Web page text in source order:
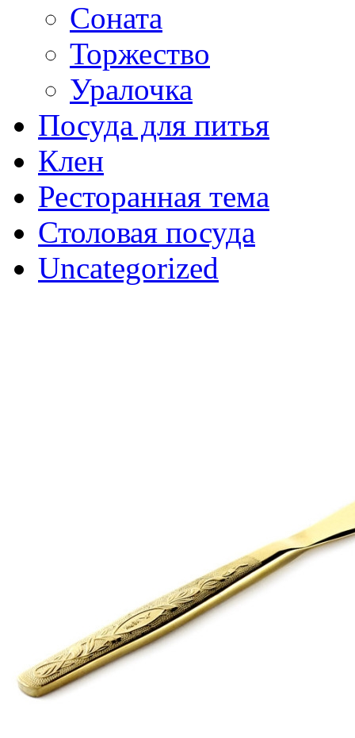
Соната
Торжество
Уралочка
Посуда для питья
Клен
Ресторанная тема
Столовая посуда
Uncategorized